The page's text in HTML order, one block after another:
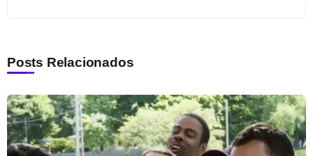
Posts Relacionados